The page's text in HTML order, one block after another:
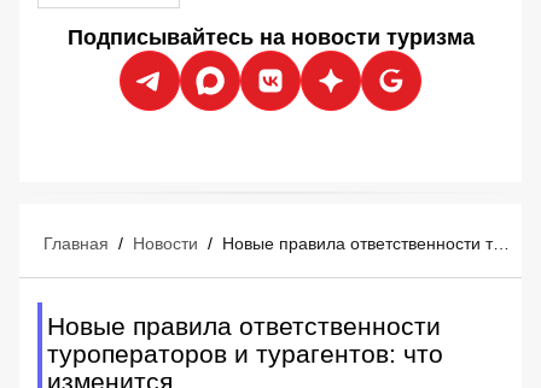
Подписывайтесь на новости туризма
Главная / Новости / Новые правила ответственности туроператоров и турагентов: что изменится
Новые правила ответственности
туроператоров и турагентов: что
изменится